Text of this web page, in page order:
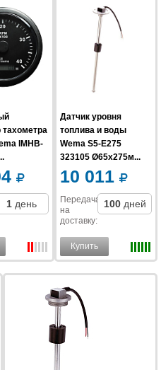
тахометра
IMHB-
1 день
Датчик уровня
топлива и воды
Wema S5-E275
323105 Ø65x275м...
10 011
Передача
на
доставку:
100 дней
Купить